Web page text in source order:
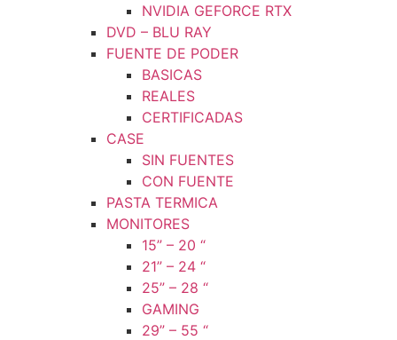
NVIDIA GEFORCE RTX
DVD – BLU RAY
FUENTE DE PODER
BASICAS
REALES
CERTIFICADAS
CASE
SIN FUENTES
CON FUENTE
PASTA TERMICA
MONITORES
15” – 20 “
21” – 24 “
25” – 28 “
GAMING
29” – 55 “